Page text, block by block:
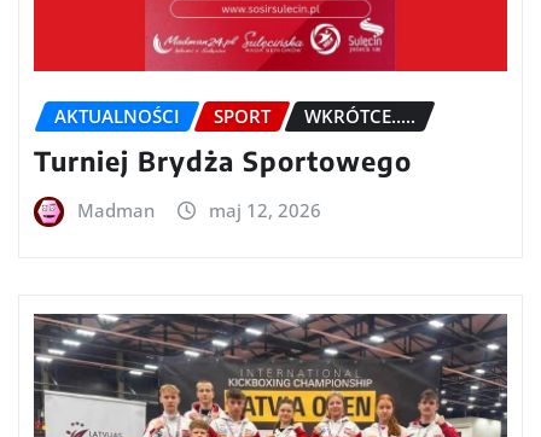
AKTUALNOŚCI SPORT WKRÓTCE.....
Turniej Brydża Sportowego
Madman maj 12, 2026